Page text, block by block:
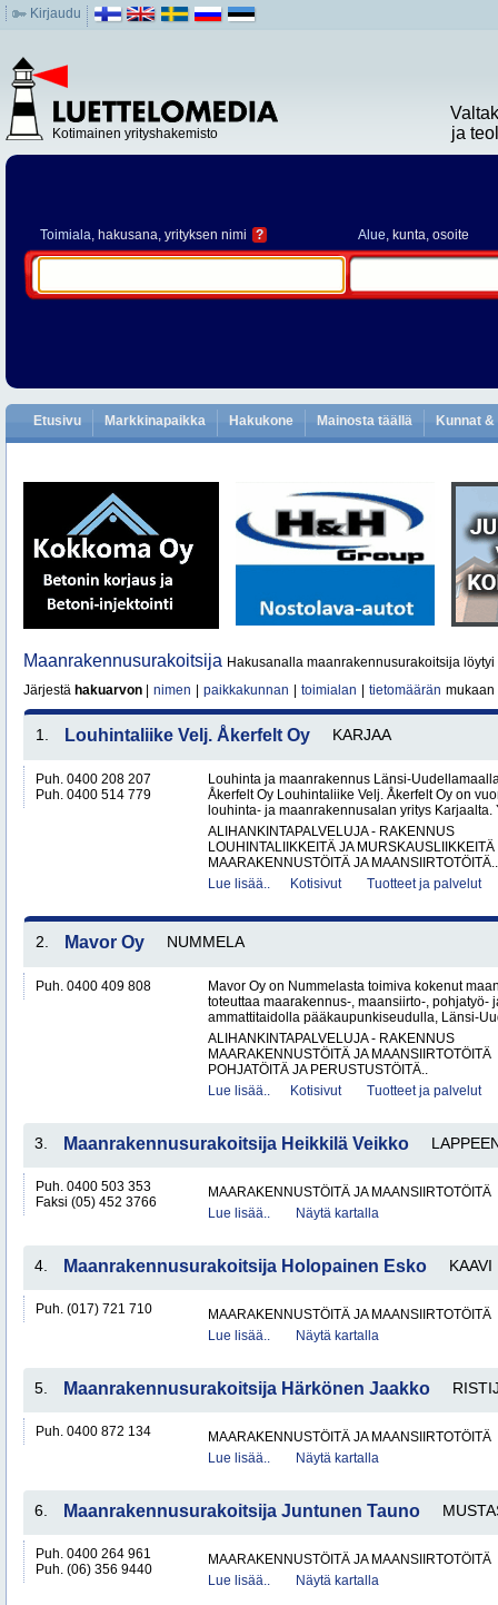
Kirjaudu
Kotimainen yrityshakemisto
ja
Toimiala, hakusana, yrityksen nimi ? Alue, kunta, osoite
Etusivu Markkinapaikka Hakukone Mainosta täällä Kunnat
Maanrakennusurakoitsija Hakusanalla maanrakennusurakoitsija löytyi
Järjestä hakuarvon nimen paikkakunnan toimialan tietomäärän mukaan
1. Louhintaliike Velj. Åkerfelt Oy KARJAA
Puh. 0400 208 207
Puh. 0400 514 779
Louhinta ja maanrakennus Länsi-
Åkerfelt Oy Louhintaliike Velj. Åkerfelt Oy on
louhinta- ja maanrakennusalan yritys Karjaalta.
ALIHANKINTAPALVELUJA - RAKENNUS
LOUHINTALIIKKEITÄ JA MURSKAUSLIIKKEITÄ
MAARAKENNUSTÖITÄ JA MAANSIIRTOTÖITÄ..
Lue lisää..
Kotisivut Tuotteet ja palvelut
2. Mavor Oy NUMMELA
Puh. 0400 409 808
Mavor Oy on Nummelasta toimiva kokenut
toteuttaa maarakennus-, maansiirto-, pohjatyö-
ammattitaidolla pääkaupunkiseudulla, Länsi-
ALIHANKINTAPALVELUJA - RAKENNUS
MAARAKENNUSTÖITÄ JA MAANSIIRTOTÖITÄ
POHJATÖITÄ JA PERUSTUSTÖITÄ..
Lue lisää..
Kotisivut Tuotteet ja palvelut
3. Maanrakennusurakoitsija Heikkilä Veikko
Puh. 0400 503 353
Faksi (05) 452 3766
MAARAKENNUSTÖITÄ JA MAANSIIRTOTÖITÄ
Lue lisää..
Näytä kartalla
4. Maanrakennusurakoitsija Holopainen Esko KAAVI
Puh. (017) 721 710
MAARAKENNUSTÖITÄ JA MAANSIIRTOTÖITÄ
Lue lisää..
Näytä kartalla
5. Maanrakennusurakoitsija Härkönen Jaakko
Puh. 0400 872 134
MAARAKENNUSTÖITÄ JA MAANSIIRTOTÖITÄ
Lue lisää..
Näytä kartalla
6. Maanrakennusurakoitsija Juntunen Tauno
Puh. 0400 264 961
Puh. (06) 356 9440
MAARAKENNUSTÖITÄ JA MAANSIIRTOTÖITÄ
Lue lisää..
Näytä kartalla